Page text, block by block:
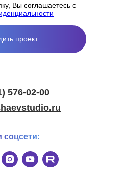
576-02-00
Вы соглашаетесь с
проект
соцсети: